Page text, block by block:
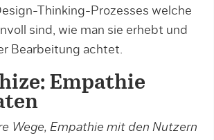
Thinking-Prozesses welche
sind, wie man sie erhebt und
Bearbeitung achtet.
Empathie
Wege, Empathie mit den Nutzern